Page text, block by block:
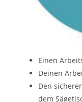
Einen
Deinen
Den
dem